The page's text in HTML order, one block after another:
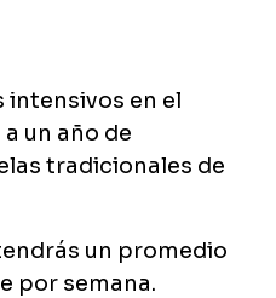
intensivos en el
un año de
tradicionales de
un promedio
por semana.